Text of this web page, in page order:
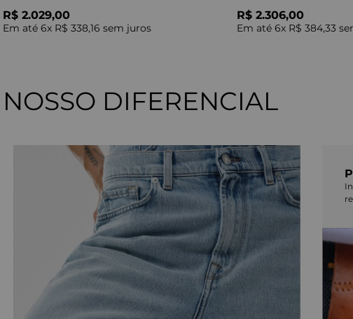
R$ 2.029,00
Em até 6x R$ 338,16 sem juros
R$ 2.306,00
Em até 6x R$ 384,33
NOSSO DIFERENCIAL